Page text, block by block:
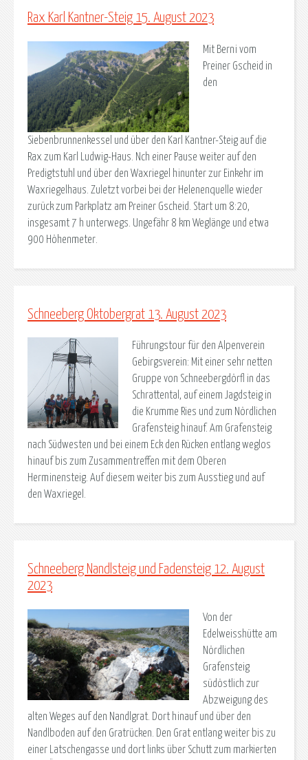
Rax Karl Kantner-Steig 15. August 2023
Mit Berni vom
Preiner Gscheid in
den
Siebenbrunnenkessel und über den Karl Kantner-Steig auf die
Rax zum Karl Ludwig-Haus. Nch einer Pause weiter auf den
Predigtstuhl und über den Waxriegel hinunter zur Einkehr im
Waxriegelhaus. Zuletzt vorbei bei der Helenenquelle wieder
zurück zum Parkplatz am Preiner Gscheid. Start um 8:20,
insgesamt 7 h unterwegs. Ungefähr 8 km Weglänge und etwa
900 Höhenmeter.
Schneeberg Oktobergrat 13. August 2023
Führungstour für den Alpenverein
Gebirgsverein: Mit einer sehr netten
Gruppe von Schneebergdörfl in das
Schrattental, auf einem Jagdsteig in
die Krumme Ries und zum Nördlichen
Grafensteig hinauf. Am Grafensteig
nach Südwesten und bei einem Eck den Rücken entlang weglos
hinauf bis zum Zusammentreffen mit dem Oberen
Herminensteig. Auf diesem weiter bis zum Ausstieg und auf
den Waxriegel.
Schneeberg Nandlsteig und Fadensteig 12. August
2023
Von der
Edelweisshütte am
Nördlichen
Grafensteig
südöstlich zur
Abzweigung des
alten Weges auf den Nandlgrat. Dort hinauf und über den
Nandlboden auf den Gratrücken. Den Grat entlang weiter bis zu
einer Latschengasse und dort links über Schutt zum markierten